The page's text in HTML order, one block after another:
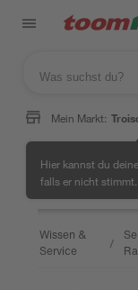
Mein Markt:
Hier kannst du
falls er nicht stimmt.
Werkzeuge
Wissen &
Service
/